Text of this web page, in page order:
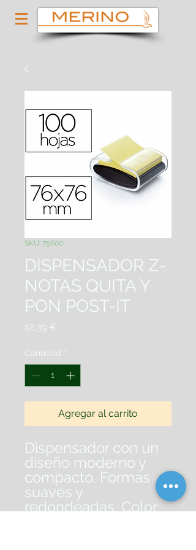
SKU: 75600
DISPENSADOR Z-
NOTAS QUITA Y
PON POST-IT
12,39 €
Cantidad *
Agregar al carrito
Dispensador con un
diseño moderno y
compacto. Formas
suaves y
redondeadas. Color